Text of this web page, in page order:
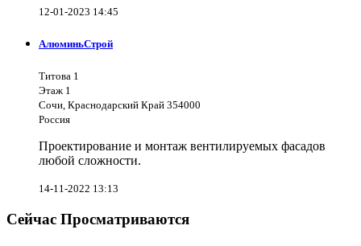
12-01-2023 14:45
АлюминьСтрой
Титова 1
Этаж 1
Сочи, Краснодарский Край 354000
Россия
Проектирование и монтаж вентилируемых фасадов
любой сложности.
14-11-2022 13:13
Сейчас Просматриваются